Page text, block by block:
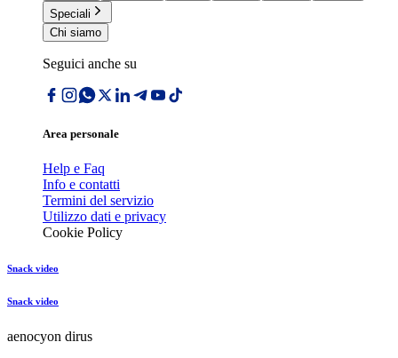
Speciali
Chi siamo
Seguici anche su
Area personale
Help e Faq
Info e contatti
Termini del servizio
Utilizzo dati e privacy
Cookie Policy
Snack video
Snack video
aenocyon dirus